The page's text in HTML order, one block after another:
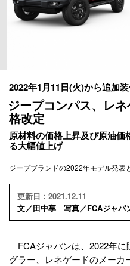
2022年1月11日(火)から追加
ジープコンパス、レ
格改定
原材料の価格上昇及び原油価
る大幅値上げ
ジープブランドの2022年モデル発表
更新日：2021.12.11
文／田中享 写真／FCAジャパ
FCAジャパンは、2022年に
グラー、レネゲードのメーカ